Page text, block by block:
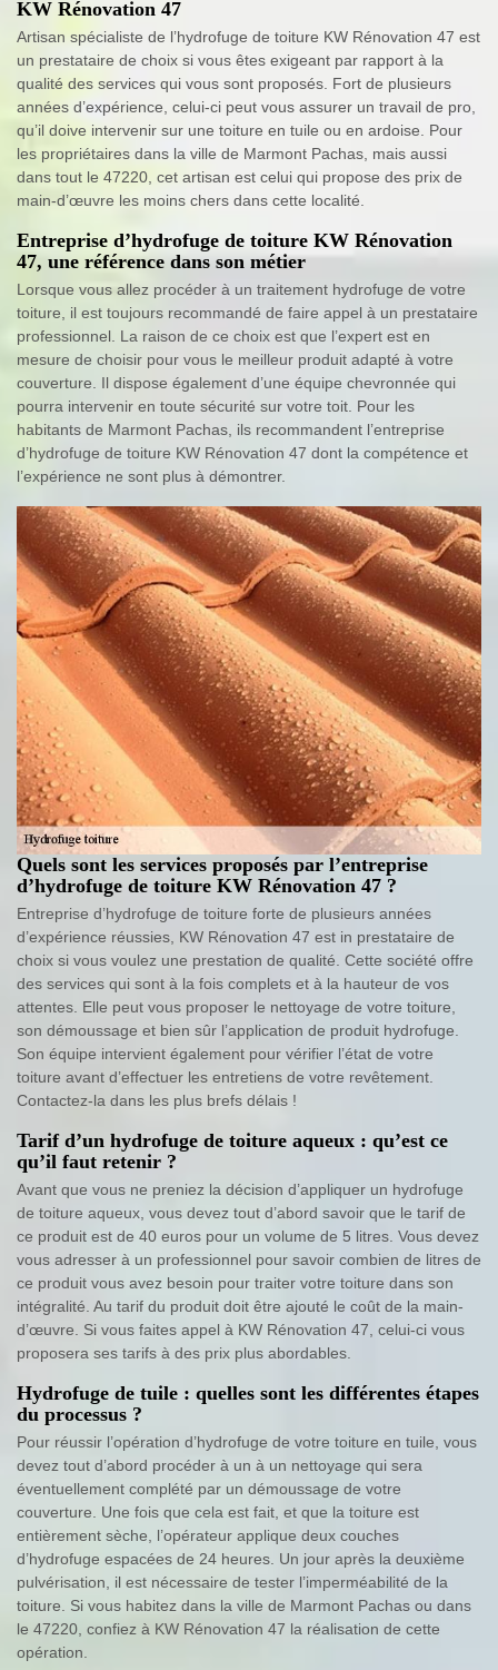
KW Rénovation 47
Artisan spécialiste de l’hydrofuge de toiture KW Rénovation 47 est
un prestataire de choix si vous êtes exigeant par rapport à la
qualité des services qui vous sont proposés. Fort de plusieurs
années d’expérience, celui-ci peut vous assurer un travail de pro,
qu’il doive intervenir sur une toiture en tuile ou en ardoise. Pour
les propriétaires dans la ville de Marmont Pachas, mais aussi
dans tout le 47220, cet artisan est celui qui propose des prix de
main-d’œuvre les moins chers dans cette localité.
Entreprise d’hydrofuge de toiture KW Rénovation
47, une référence dans son métier
Lorsque vous allez procéder à un traitement hydrofuge de votre
toiture, il est toujours recommandé de faire appel à un prestataire
professionnel. La raison de ce choix est que l’expert est en
mesure de choisir pour vous le meilleur produit adapté à votre
couverture. Il dispose également d’une équipe chevronnée qui
pourra intervenir en toute sécurité sur votre toit. Pour les
habitants de Marmont Pachas, ils recommandent l’entreprise
d’hydrofuge de toiture KW Rénovation 47 dont la compétence et
l’expérience ne sont plus à démontrer.
Quels sont les services proposés par l’entreprise
d’hydrofuge de toiture KW Rénovation 47 ?
Entreprise d’hydrofuge de toiture forte de plusieurs années
d’expérience réussies, KW Rénovation 47 est in prestataire de
choix si vous voulez une prestation de qualité. Cette société offre
des services qui sont à la fois complets et à la hauteur de vos
attentes. Elle peut vous proposer le nettoyage de votre toiture,
son démoussage et bien sûr l’application de produit hydrofuge.
Son équipe intervient également pour vérifier l’état de votre
toiture avant d’effectuer les entretiens de votre revêtement.
Contactez-la dans les plus brefs délais !
Tarif d’un hydrofuge de toiture aqueux : qu’est ce
qu’il faut retenir ?
Avant que vous ne preniez la décision d’appliquer un hydrofuge
de toiture aqueux, vous devez tout d’abord savoir que le tarif de
ce produit est de 40 euros pour un volume de 5 litres. Vous devez
vous adresser à un professionnel pour savoir combien de litres de
ce produit vous avez besoin pour traiter votre toiture dans son
intégralité. Au tarif du produit doit être ajouté le coût de la main-
d’œuvre. Si vous faites appel à KW Rénovation 47, celui-ci vous
proposera ses tarifs à des prix plus abordables.
Hydrofuge de tuile : quelles sont les différentes étapes
du processus ?
Pour réussir l’opération d’hydrofuge de votre toiture en tuile, vous
devez tout d’abord procéder à un à un nettoyage qui sera
éventuellement complété par un démoussage de votre
couverture. Une fois que cela est fait, et que la toiture est
entièrement sèche, l’opérateur applique deux couches
d’hydrofuge espacées de 24 heures. Un jour après la deuxième
pulvérisation, il est nécessaire de tester l’imperméabilité de la
toiture. Si vous habitez dans la ville de Marmont Pachas ou dans
le 47220, confiez à KW Rénovation 47 la réalisation de cette
opération.